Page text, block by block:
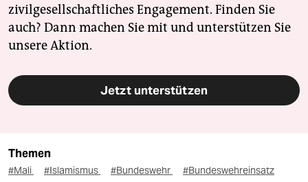
zivilgesellschaftliches Engagement. Finden Sie
auch? Dann machen Sie mit und unterstützen Sie
unsere Aktion.
Jetzt unterstützen
Themen
#Mali #Islamismus #Bundeswehr
#Bundeswehreinsatz